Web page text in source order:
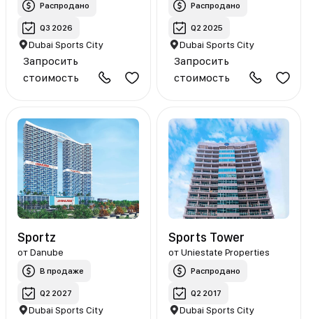
Распродано
Q3 2026
Dubai Sports City
Запросить
стоимость
Распродано
Q2 2025
Dubai Sports City
Запросить
стоимость
Sportz
отDanube
В продаже
Q2 2027
Dubai Sports City
Sports Tower
от Uniestate Properties
Распродано
Q2 2017
Dubai Sports City